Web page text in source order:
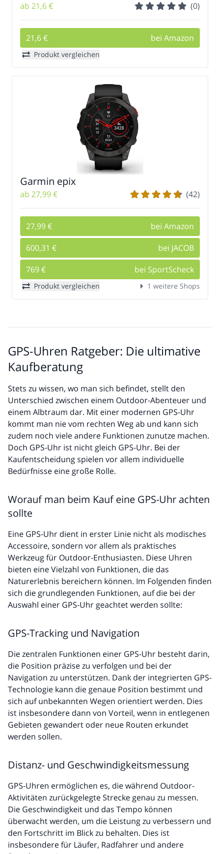
ab 21,6 € (0)
21,6 € bei Amazon
Produkt vergleichen
Garmin epix
ab 27,99 € (42)
27,99 €
bei Amazon
600,31 €
bei JACOB
769 €
bei SportScheck
Produkt vergleichen 1 weitere Shops
GPS-Uhren Ratgeber: Die ultimative
Kaufberatung
Stets zu wissen, wo man sich befindet, stellt den
Unterschied zwischen einem Outdoor-Abenteuer und
einem Albtraum dar. Mit einer modernen GPS-Uhr
kommt man nie vom rechten Weg ab und kann sich
zudem noch viele andere Funktionen zunutze machen.
Doch GPS-Uhr ist nicht gleich GPS-Uhr. Bei der
Kaufentscheidung spielen vor allem individuelle
Bedürfnisse eine große Rolle.
Worauf man beim Kauf eine GPS-Uhr achten
sollte
Eine GPS-Uhr dient in erster Linie nicht als modisches
Accessoire, sondern vor allem als praktisches
Werkzeug für Outdoor-Enthusiasten. Diese Uhren
bieten eine Vielzahl von Funktionen, die das
Naturerlebnis bereichern können. Im Folgenden finden
sich die grundlegenden Funktionen, auf die bei der
Auswahl einer GPS-Uhr geachtet werden sollte:
GPS-Tracking und Navigation
Die zentralen Funktionen einer GPS-Uhr besteht darin,
die Position präzise zu verfolgen und bei der
Navigation zu unterstützen. Dank der integrierten GPS-
Technologie kann die genaue Position bestimmt und
sich auf unbekannten Wegen orientiert werden. Dies
ist insbesondere dann von Vorteil, wenn in entlegenen
Gebieten gewandert oder neue Routen erkundet
werden sollen.
Distanz- und Geschwindigkeitsmessung
GPS-Uhren ermöglichen es, die während Outdoor-
Aktivitäten zurückgelegte Strecke genau zu messen.
Die Geschwindigkeit und das Tempo können
überwacht werden, um die Leistung zu verbessern und
den Fortschritt im Blick zu behalten. Dies ist
insbesondere für Läufer, Radfahrer und andere